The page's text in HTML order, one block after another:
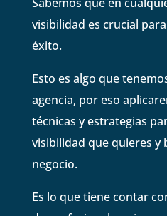
visibilidad es crucial
éxito.
Esto es algo que
agencia, por eso
técnicas y estrategias
visibilidad que quieres y
negocio.
Es lo que tiene contar